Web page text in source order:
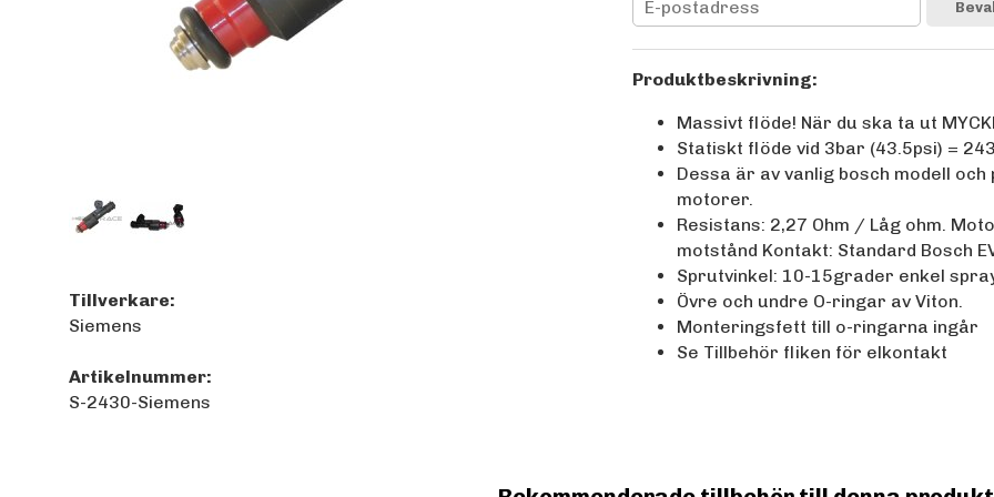
Produktbeskrivning:
Massivt flöde! När du ska ta ut
Statiskt flöde vid 3bar (43.5psi) =
Dessa är av vanlig bosch modell
motorer.
Resistans: 2,27 Ohm / Låg ohm.
motstånd Kontakt: Standard Bosch
Sprutvinkel: 10-15grader enkel
Övre och undre O-ringar av Viton.
Monteringsfett till o-ringarna ingår
Se Tillbehör fliken för elkontakt
Tillverkare:
Siemens
Artikelnummer:
S-2430-Siemens